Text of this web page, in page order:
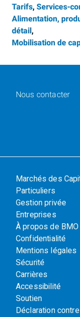
Tarifs, Services-
Alimentation,
détail,
Mobilisation de
Nous contacter
Marchés des
Particuliers
Gestion privée
Entreprises
À propos de BMO
Confidentialité
Mentions légales
Sécurité
Carrières
Accessibilité
Soutien
Déclaration